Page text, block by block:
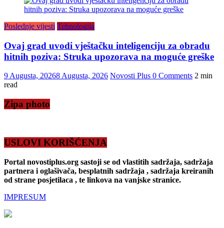
Poslednje vijesti Tehnologija
Ovaj grad uvodi vještačku inteligenciju za obradu
hitnih poziva: Struka upozorava na moguće greške
9 Augusta, 20268 Augusta, 2026 Novosti Plus 0 Comments 2 min
read
Zipa photo
USLOVI KORIŠĆENJA
Portal novostiplus.org sastoji se od vlastitih sadržaja, sadržaja
partnera i oglašivača, besplatnih sadržaja , sadržaja kreiranih
od strane posjetilaca , te linkova na vanjske stranice.
IMPRESUM